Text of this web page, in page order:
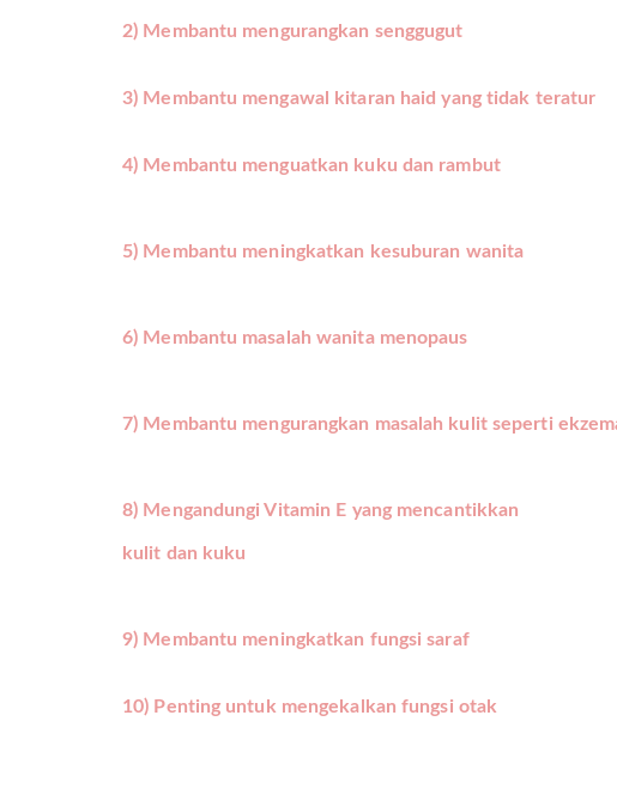
2) Membantu mengurangkan senggugut
3) Membantu mengawal kitaran haid yang tidak teratur
4) Membantu menguatkan kuku dan rambut
5) Membantu meningkatkan kesuburan wanita
6) Membantu masalah wanita menopaus
7) Membantu mengurangkan masalah kulit seperti
8) Mengandungi Vitamin E yang mencantikkan
kulit dan kuku
9) Membantu meningkatkan fungsi saraf
10) Penting untuk mengekalkan fungsi otak